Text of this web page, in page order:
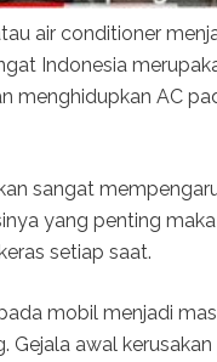
air conditioner
Indonesia
menghidupkan AC
sangat
yang penting
setiap saat.
mobil menjadi
Gejala awal